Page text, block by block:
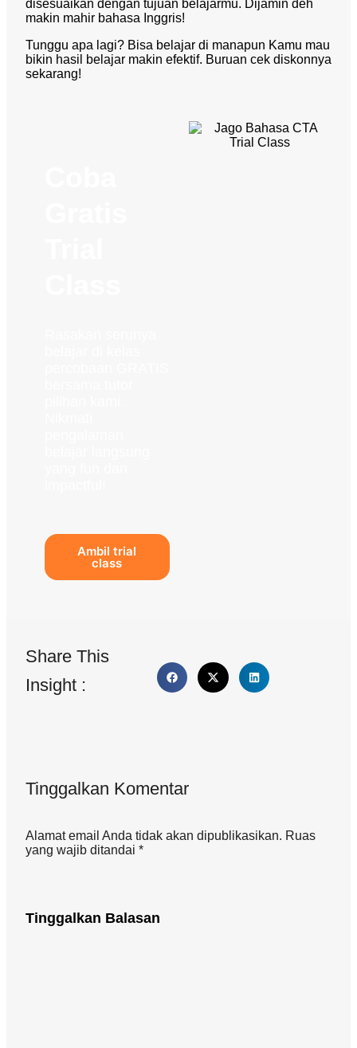
disesuaikan dengan tujuan belajarmu. Dijamin deh
makin mahir bahasa Inggris!
Tunggu apa lagi? Bisa belajar di manapun Kamu mau
bikin hasil belajar makin efektif. Buruan cek diskonnya
sekarang!
Ambil trial
class
Share This
Insight :
Tinggalkan Komentar
Alamat email Anda tidak akan dipublikasikan. Ruas
yang wajib ditandai *
Tinggalkan Balasan